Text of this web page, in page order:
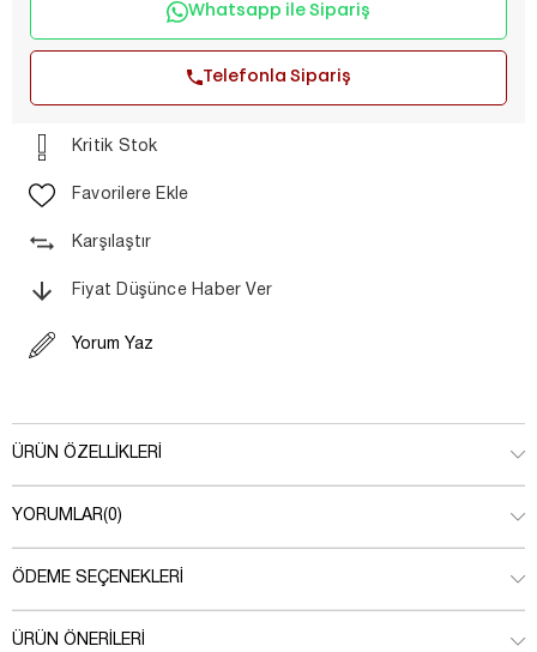
Whatsapp ile Sipariş
Telefonla Sipariş
Kritik Stok
Favorilere Ekle
Karşılaştır
Fiyat Düşünce Haber Ver
Yorum Yaz
ÜRÜN ÖZELLIKLERI
YORUMLAR(0)
ÖDEME SEÇENEKLERI
ÜRÜN ÖNERILERI